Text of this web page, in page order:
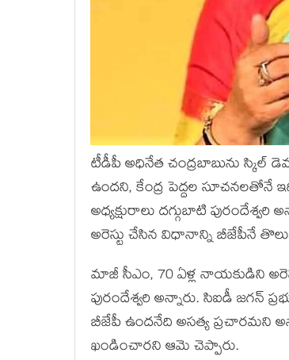
టీడీపీ అధినేత చంద్ర‌బాబును స్కిల్
ఉంద‌ని, కేంద్ర పెద్దల సూచ‌న‌ల‌తోనే
అధ్య‌క్షురాలు ద‌గ్గుబాటి
అరెస్టు చేసిన విధానాన్ని బీజేపీనే
మాజీ సీఎం, 70 ఏళ్ల నాయ‌కుడిని
పురందేశ్వ‌రి అన్నారు. సిఐడీ జగన్
బీజేపీ ఉందనేది అసత్య ప్రచారమని
ఖండించారని ఆమె చెప్పారు.